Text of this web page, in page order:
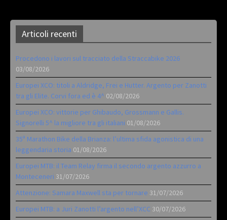
Articoli recenti
Procedono i lavori sul tracciato della Straccabike 2026
03/08/2026
Europei XCO: titoli a Aldridge, Frei e Hutter. Argento per Zanotti
tra gli Elite. Corvi fora ed è 4^ 02/08/2026
Europei XCO: vittorie per Ghibaudo, Grossmann e Gallis.
Signorelli 5^ la migliore tra gli italiani 01/08/2026
35ª Marathon Bike della Brianza: l’ultima sfida agonistica di una
leggendaria storia 01/08/2026
Europei MTB: il Team Relay firma il secondo argento azzurro a
Monteceneri 31/07/2026
Attenzione: Samara Maxwell sta per tornare 31/07/2026
Europei MTB: a Juri Zanotti l’argento nell’XCC 30/07/2026